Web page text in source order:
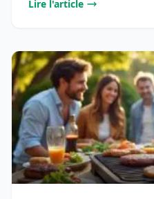
Lire l'article